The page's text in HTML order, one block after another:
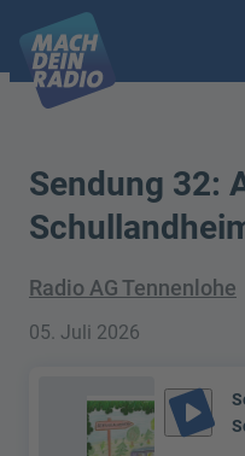
Sendung 32:
Radio AG Tennenlohe
05. Juli 2026
play_arrow